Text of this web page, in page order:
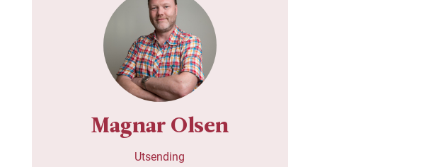
Magnar Olsen
Utsending